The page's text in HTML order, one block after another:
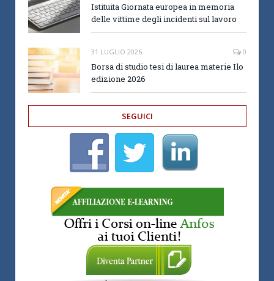
Istituita Giornata europea in memoria
delle vittime degli incidenti sul lavoro
31 LUGLIO 2026 0
Borsa di studio tesi di laurea materie Ilo
edizione 2026
SEGUICI